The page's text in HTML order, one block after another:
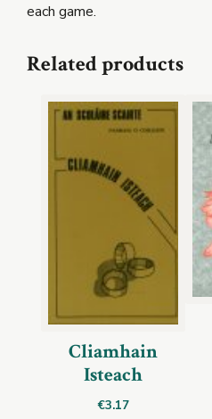
each game.
Related products
Cliamhain
Isteach
€3.17